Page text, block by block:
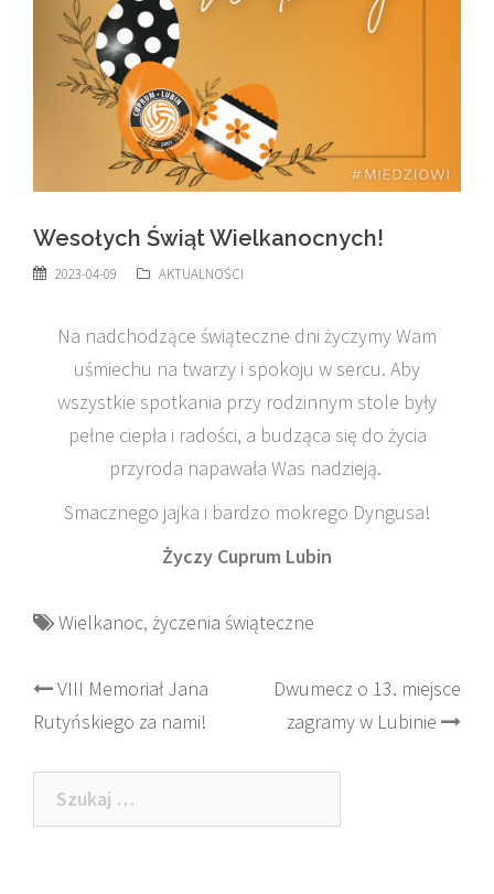
Wesołych Świąt Wielkanocnych!
2023-04-09 AKTUALNOŚCI
Na nadchodzące świąteczne dni życzymy Wam
uśmiechu na twarzy i spokoju w sercu. Aby
wszystkie spotkania przy rodzinnym stole były
pełne ciepła i radości, a budząca się do życia
przyroda napawała Was nadzieją.
Smacznego jajka i bardzo mokrego Dyngusa!
Życzy Cuprum Lubin
Wielkanoc, życzenia świąteczne
Post
navigation
VIII Memoriał Jana
Rutyńskiego za nami!
Dwumecz o 13. miejsce
zagramy w Lubinie
Szukaj: